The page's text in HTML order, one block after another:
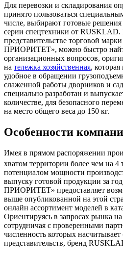
Для перевозки и складирования
принято пользоваться
числе, выбирают готовые
серии спецтехники от RUSKLAD.
представительстве торговой
ПРИОРИТЕТ», можно быстро
организационных вопросов,
на тележка хозяйственная,
удобное в обращении
слаженной работы дворников и
специально разработан и
количестве, для безопасного
на место общего веса до 150 кг.
Особенности
Имея в прямом распоряжении
хватом территории более чем на 4
потенциалом мощности
выпуску готовой продукции за
ПРИОРИТЕТ» предоставляет
выше опубликованной на этой
онлайн ассортимент моделей в
Ориентируясь в запросах рынка
сотрудничая с проверенными
численность которых
представительств, бренд